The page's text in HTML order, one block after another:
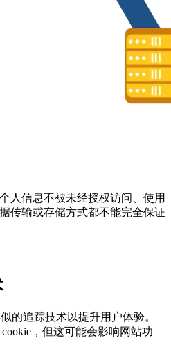
人信息不被未经授权访问、使用
传输或存储方式都不能完全保证
的追踪技术以提升用户体验。
，但这可能会影响网站功